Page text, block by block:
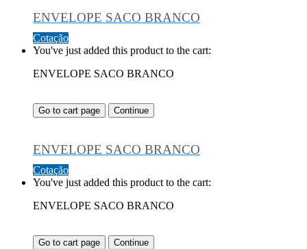
ENVELOPE SACO BRANCO
Cotação
You've just added this product to the cart:
ENVELOPE SACO BRANCO
Go to cart page Continue
ENVELOPE SACO BRANCO
Cotação
You've just added this product to the cart:
ENVELOPE SACO BRANCO
Go to cart page Continue